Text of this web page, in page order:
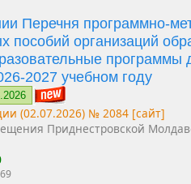
Перечня программно-
пособий организаций
программы
2027 учебном году
(02.07.2026) № 2084 [сайт]
Приднестровской